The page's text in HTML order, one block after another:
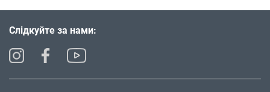
Слідкуйте за нами: